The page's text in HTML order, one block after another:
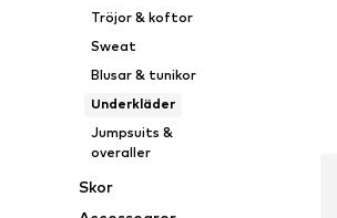
Tröjor & koftor
Sweat
Blusar & tunikor
Underkläder
Jumpsuits &
overaller
Skor